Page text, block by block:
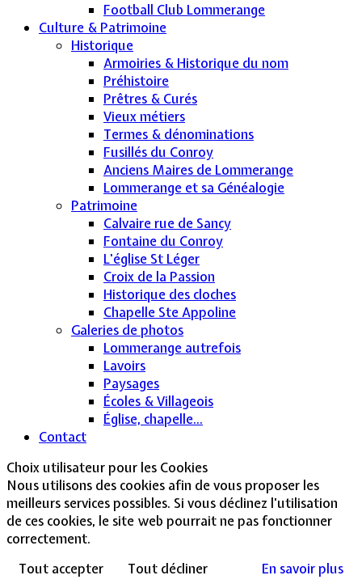
Football Club Lommerange
Culture & Patrimoine
Historique
Armoiries & Historique du nom
Préhistoire
Prêtres & Curés
Vieux métiers
Termes & dénominations
Fusillés du Conroy
Anciens Maires de Lommerange
Lommerange et sa Généalogie
Patrimoine
Calvaire rue de Sancy
Fontaine du Conroy
L'église St Léger
Croix de la Passion
Historique des cloches
Chapelle Ste Appoline
Galeries de photos
Lommerange autrefois
Lavoirs
Paysages
Écoles & Villageois
Église, chapelle...
Contact
Choix utilisateur pour les Cookies
Nous utilisons des cookies afin de vous proposer les
meilleurs services possibles. Si vous déclinez l'utilisation
de ces cookies, le site web pourrait ne pas fonctionner
correctement.
Tout accepter
Tout décliner
En savoir plus